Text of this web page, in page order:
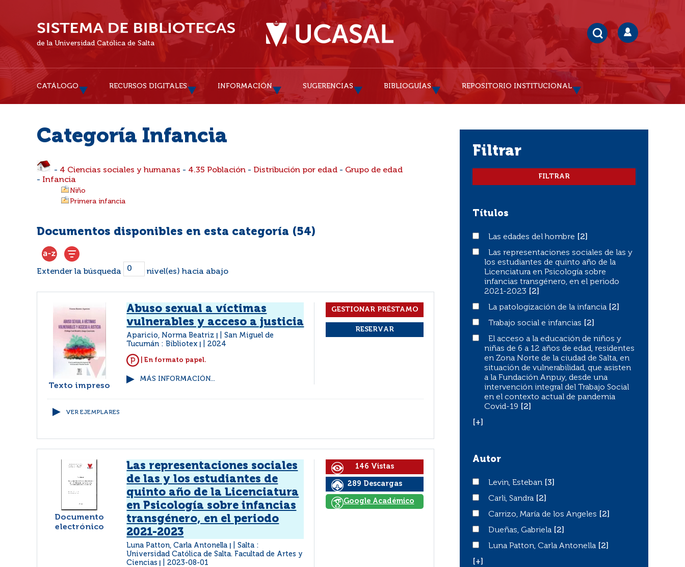
de la Universidad Católica de Salta
CATÁLOGO RECURSOS DIGITALES INFORMACIÓN SUGERENCIAS BIBLIOGUÍAS REPOSITORIO INSTITUCIONAL
Categoría Infancia
- 4 Ciencias sociales y humanas - 4.35 Población - Distribución por edad - Grupo de edad
- Infancia
Niño
Primera infancia
Documentos disponibles en esta categoría (54)
Extender la búsqueda nivel(es) hacia abajo
Texto impreso
Abuso sexual a víctimas
vulnerables y acceso a justicia
Aparicio, Norma Beatriz
San Miguel de
Tucumán : Bibliotex
2024
| En formato papel.
MÁS INFORMACIÓN...
VER EJEMPLARES
Documento
electrónico
Las representaciones sociales
de las y los estudiantes de
quinto año de la Licenciatura
en Psicología sobre infancias
transgénero, en el periodo
2021-2023
Luna Patton, Carla Antonella
Salta :
Universidad Católica de Salta. Facultad de Artes y
Ciencias
2023-08-01
146 Vistas
289 Descargas
Google Académico
filtrar
Títulos
Las edades del hombre
Las edades del hombre
[2]
Las representaciones sociales de las y los estudiantes
Las representaciones sociales de las y
los estudiantes de quinto año de la
Licenciatura en Psicología sobre
infancias transgénero, en el periodo
2021-2023
[2]
La patologización de la infancia
La patologización de la infancia
[2]
Trabajo social e infancias
Trabajo social e infancias
[2]
El acceso a la educación de niños y niñas de 6 a 12
El acceso a la educación de niños y
niñas de 6 a 12 años de edad, residentes
en Zona Norte de la ciudad de Salta, en
situación de vulnerabilidad, que asisten
a la Fundación Anpuy, desde una
intervención integral del Trabajo Social
en el contexto actual de pandemia
Covid-19
[2]
[+]
Autor
Levin, Esteban
Levin, Esteban
[3]
Carli, Sandra
Carli, Sandra
[2]
Carrizo, María de los Angeles
Carrizo, María de los Angeles
[2]
Dueñas, Gabriela
Dueñas, Gabriela
[2]
Luna Patton, Carla Antonella
Luna Patton, Carla Antonella
[2]
[+]